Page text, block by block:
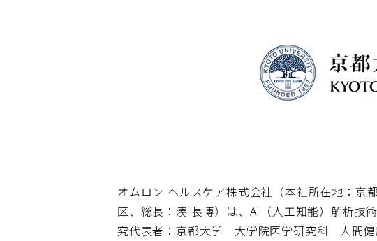
オムロン ヘルスケア株式会社（本社所在地：京
区、総長：湊 長博）は、AI（人工知能）解析技
究代表者：京都大学 大学院医学研究科 人間